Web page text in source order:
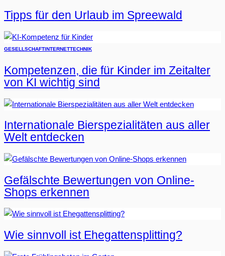
Tipps für den Urlaub im Spreewald
GESELLSCHAFTINTERNETTECHNIK
Kompetenzen, die für Kinder im Zeitalter
von KI wichtig sind
Internationale Bierspezialitäten aus aller
Welt entdecken
Gefälschte Bewertungen von Online-
Shops erkennen
Wie sinnvoll ist Ehegattensplitting?